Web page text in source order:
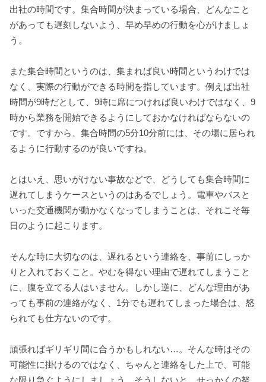
出社の時間です。集合時間が決まっている場合、どんなこと
があっても遅刻しないよう、早め早めの行動を心がけましょ
う。
また集合時間というのは、集まれば良い時間というわけでは
なく、実際の行動ができる時間を指しています。例えば出社
時間が9時だとして、9時に席につければ良いわけではなく、9
時から業務を開始できるようにしておかなければならないの
です。ですから、集合時間の5分10分前には、その場に居られ
るように行動するのが良いですね。
とはいえ、思いがけない事故などで、どうしても集合時間に
遅れてしまうケースというのはあるでしょう。電車やバスと
いった交通機関が動かなくなってしまうことは、それこそ毎
日のように起こります。
そんな時に大切なのは、遅れるという連絡を、事前にしっか
りと入れておくこと。やむを得ない理由で遅れてしまうこと
に、腹を立てる人はいません。しかし逆に、どんな理由があ
っても事前の連絡がなく、1分でも遅れてしまった場合は、怒
られても仕方ないのです。
頑張ればギリギリ間に合うかもしれない…。そんな時はその
可能性に掛けるのではなく、ちゃんと連絡をした上で、可能
な限り急ぐようにしましょう。そうしないと、せっかくの努